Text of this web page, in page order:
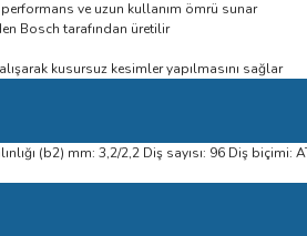
ve uzun kullanım ömrü sunar
Bosch tarafından üretilir
kusursuz kesimler yapılmasını sağlar
(b2) mm: 3,2/2,2 Diş sayısı: 96 Diş biçimi: